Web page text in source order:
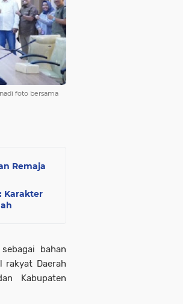
foto bersama
Remaja
Karakter
bahan
rakyat Daerah
Kabupaten